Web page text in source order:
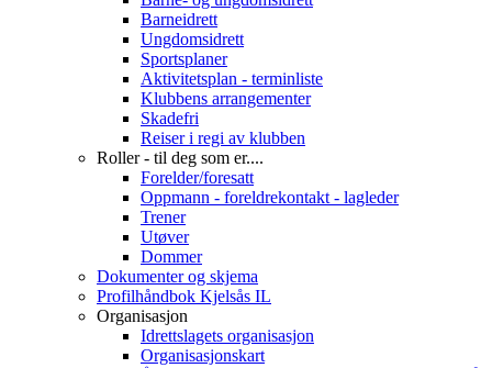
Barneidrett
Ungdomsidrett
Sportsplaner
Aktivitetsplan - terminliste
Klubbens arrangementer
Skadefri
Reiser i regi av klubben
Roller - til deg som er....
Forelder/foresatt
Oppmann - foreldrekontakt - lagleder
Trener
Utøver
Dommer
Dokumenter og skjema
Profilhåndbok Kjelsås IL
Organisasjon
Idrettslagets organisasjon
Organisasjonskart